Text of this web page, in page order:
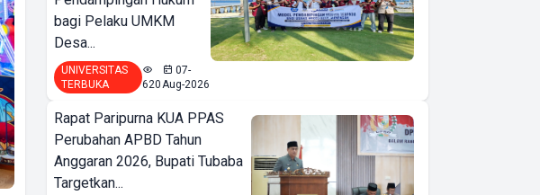
bagi Pelaku UMKM
Desa...
UNIVERSITAS
TERBUKA
620
07-
Aug-2026
Rapat Paripurna KUA PPAS
Perubahan APBD Tahun
Anggaran 2026, Bupati Tubaba
Targetkan...